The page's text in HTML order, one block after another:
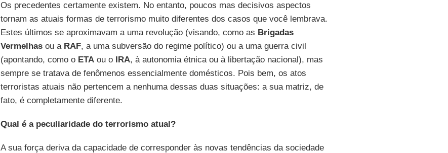
Os precedentes certamente existem. No entanto, poucos mas decisivos aspectos
tornam as atuais formas de terrorismo muito diferentes dos casos que você lembrava.
Estes últimos se aproximavam a uma revolução (visando, como as Brigadas
Vermelhasou a RAF, a uma subversão do regime político) ou a uma guerra civil
(apontando, como o ETAou o IRA, à autonomia étnica ou à libertação nacional), mas
sempre se tratava de fenômenos essencialmente domésticos. Pois bem, os atos
terroristas atuais não pertencem a nenhuma dessas duas situações: a sua matriz, de
fato, é completamente diferente.
Qual é a peculiaridade do terrorismo atual?
A sua força deriva da capacidade de corresponder às novas tendências da sociedade